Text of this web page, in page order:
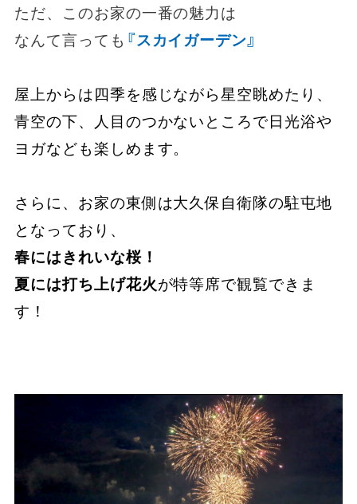
ただ、このお家の一番の魅力は
なんて言っても 『スカイガーデン』
屋上からは四季を感じながら星空眺めたり、
青空の下、人目のつかないところで日光浴や
ヨガなども楽しめます。
さらに、お家の東側は大久保自衛隊の駐屯地
となっており、
春にはきれいな桜！
夏には打ち上げ花火が特等席で観覧できま
す！